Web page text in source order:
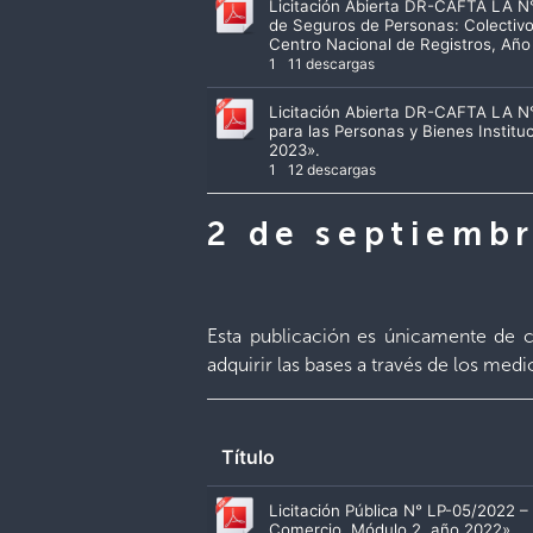
Licitación Abierta DR-CAFTA LA
de Seguros de Personas:
Centro Nacional de Registros,
1 11 descargas
Licitación Abierta DR-CAFTA LA
para las Personas y Bienes
2023».
1 12 descargas
2 de
Esta publicación es únicamente de
adquirir las bases a través de los
Título
Licitación Pública N° LP-05/2022